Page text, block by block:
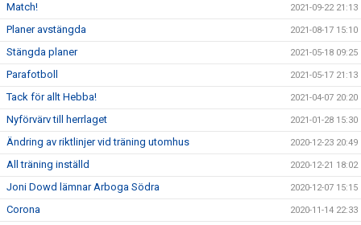
Match! 2021-09-22 21:13
Planer avstängda 2021-08-17 15:10
Stängda planer 2021-05-18 09:25
Parafotboll 2021-05-17 21:13
Tack för allt Hebba! 2021-04-07 20:20
Nyförvärv till herrlaget 2021-01-28 15:30
Ändring av riktlinjer vid träning utomhus 2020-12-23 20:49
All träning inställd 2020-12-21 18:02
Joni Dowd lämnar Arboga Södra 2020-12-07 15:15
Corona 2020-11-14 22:33